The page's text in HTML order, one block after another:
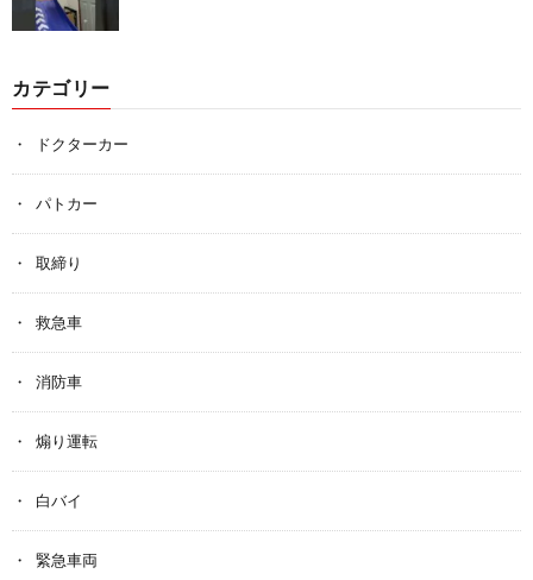
カテゴリー
ドクターカー
パトカー
取締り
救急車
消防車
煽り運転
白バイ
緊急車両